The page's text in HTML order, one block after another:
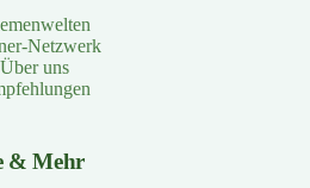
Netzwerk
Über uns
& Mehr